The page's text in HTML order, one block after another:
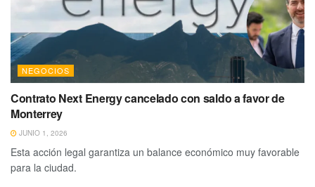
NEGOCIOS
Contrato Next Energy cancelado con saldo a favor de
Monterrey
JUNIO 1, 2026
Esta acción legal garantiza un balance económico muy favorable
para la ciudad.